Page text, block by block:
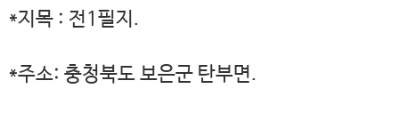
*지목 : 전1필지.
*주소: 충청북도 보은군 탄부면.